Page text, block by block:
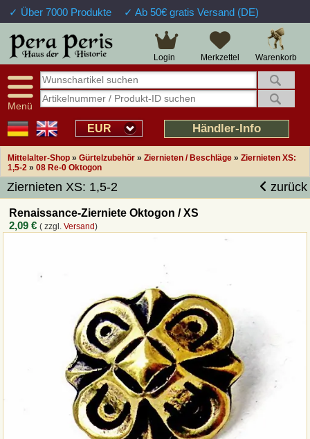
✓ Über 7000 Produkte ✓ Ab 50€ gratis Versand (DE)
Warenkorb
Merkzettel
Login
Menü
EUR Händler-Info
Mittelalter-Shop » Gürtelzubehör » Ziernieten / Beschläge » Ziernieten XS:
1,5-2 » 08 Re-0 Oktogon
Ziernieten XS: 1,5-2 zurück
Renaissance-Zierniete Oktogon / XS
2,09 € ( zzgl.Versand)
Große Auswahl
Verfügbarkeitsanzeige
Sendungsverfolgung
Intelligente Navigation
Freundlicher Service
14 Tage Widerrufsrecht
Über 25 Jahre Erfahrung
Schnelle Rücküberweisung
Kulant bei Retouren
Prof. Auftragsabwicklung
Übersicht Mittelalter-Produkte
Impressum
Widerrufsfunktion
Rückruf-Service
Zahlungsweisen